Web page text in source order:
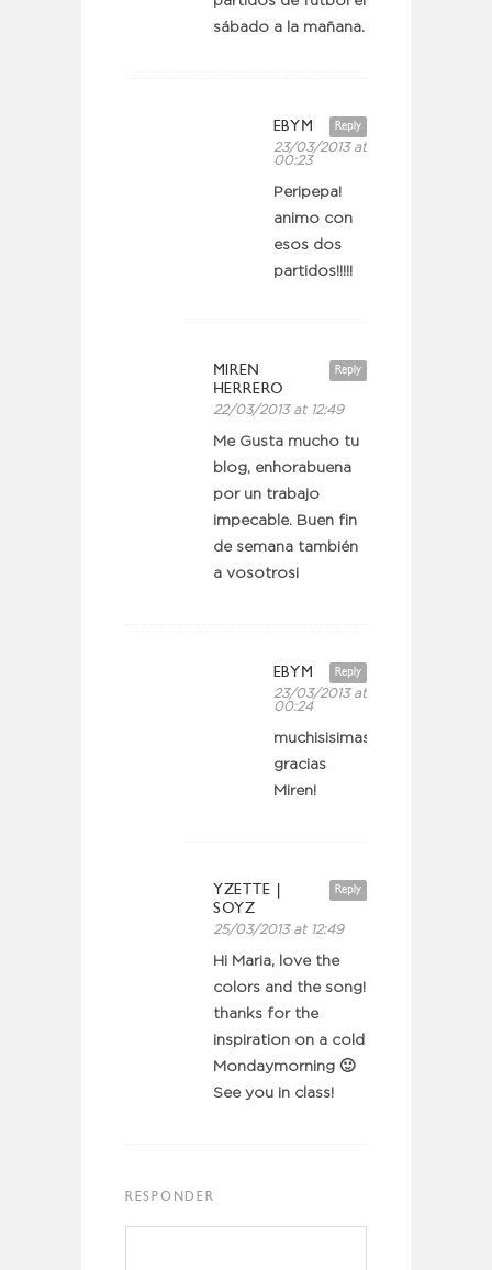
sábado a la mañana.
Reply
EBYM
23/03/2013 at
00:23
Peripepa!
animo con
esos dos
partidos!!!!!
Reply
MIREN
HERRERO
22/03/2013 at 12:49
Me Gusta mucho tu
blog, enhorabuena
por un trabajo
impecable. Buen fin
de semana también
a vosotros¡
Reply
EBYM
23/03/2013 at
00:24
muchisisimas
gracias
Miren!
Reply
YZETTE |
SOYZ
25/03/2013 at 12:49
Hi Maria, love the
colors and the song!
thanks for the
inspiration on a cold
Mondaymorning 🙂
See you in class!
RESPONDER